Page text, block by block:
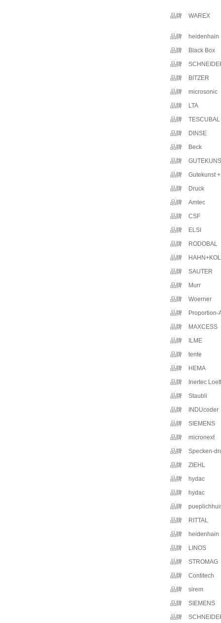
品牌 WAREX
品牌
heidenhain
品牌
Black Box
品牌
品牌
BITZER
品牌
microsonic
品牌
LTA
品牌
TESCUBAL
品牌
DINSE
品牌
Beck
品牌
品牌
Gutekunst
品牌
Druck
品牌
Amtec
品牌
CSF
品牌
ELSI
品牌
RODOBAL
品牌
品牌
SAUTER
品牌
Murr
品牌
Woerner
品牌
Proportion-
品牌
MAXCESS
品牌
ILME
品牌
tente
品牌
HEMA
品牌
Inertec
品牌
Staubli
品牌
INDUcoder
品牌
SIEMENS
品牌
micronext
品牌
Specken-
品牌
ZIEHL
品牌
hydac
品牌
hydac
品牌
品牌
RITTAL
品牌
heidenhain
品牌
LINOS
品牌
STROMAG
品牌
Contitech
品牌
sirem
品牌
SIEMENS
品牌